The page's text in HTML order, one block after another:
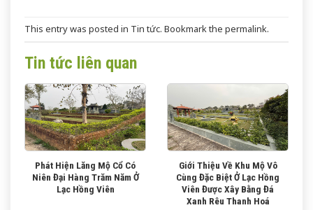
This entry was posted in Tin tức. Bookmark the permalink.
Tin tức liên quan
Phát Hiện Lăng Mộ Cổ Có
Niên Đại Hàng Trăm Năm Ở
Lạc Hồng Viên
Giới Thiệu Về Khu Mộ Vô
Cùng Đặc Biệt Ở Lạc Hồng
Viên Được Xây Bằng Đá
Xanh Rêu Thanh Hoá